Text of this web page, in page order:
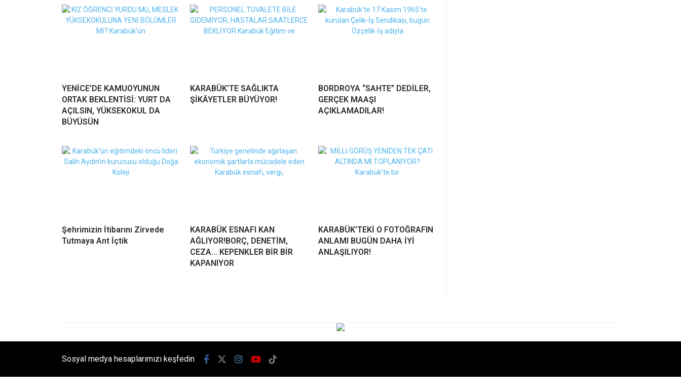
YENİCE’DE KAMUOYUNUN
ORTAK BEKLENTİSİ: YURT DA
AÇILSIN, YÜKSEKOKUL DA
BÜYÜSÜN
KARABÜK’TE SAĞLIKTA
ŞİKÂYETLER BÜYÜYOR!
BORDROYA “SAHTE” DEDİLER,
GERÇEK MAAŞI
AÇIKLAMADILAR!
Şehrimizin İtibarını Zirvede
Tutmaya Ant İçtik
KARABÜK ESNAFI KAN
AĞLIYOR!BORÇ, DENETİM,
CEZA… KEPENKLER BİR BİR
KAPANIYOR
KARABÜK’TEKİ O FOTOĞRAFIN
ANLAMI BUGÜN DAHA İYİ
ANLAŞILIYOR!
Sosyal medya hesaplarımızı keşfedin